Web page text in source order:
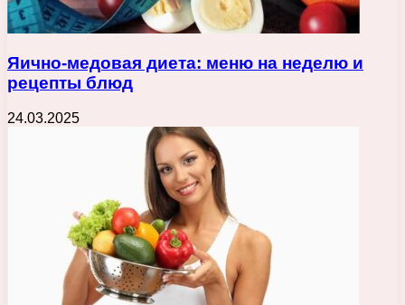
Яично-медовая диета: меню на неделю и
рецепты блюд
24.03.2025